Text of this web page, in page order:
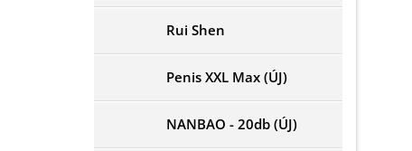
Rui Shen
Penis XXL Max (ÚJ)
NANBAO - 20db (ÚJ)